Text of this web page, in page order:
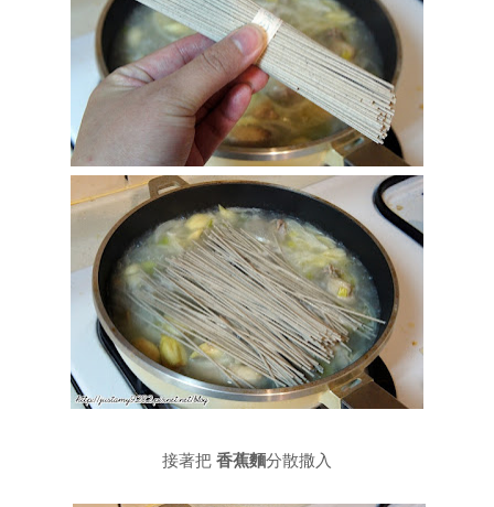
接著把 香蕉麵分散撒入